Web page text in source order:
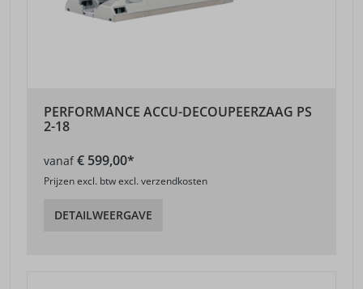
PERFORMANCE ACCU-DECOUPEERZAAG PS
2-18
vanaf€ 599,00*
Prijzen excl. btw excl. verzendkosten
DETAILWEERGAVE